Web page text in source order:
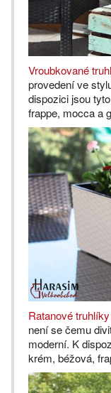
Vroubkované
provedení ve
dispozici jsou
frappe, mocca a
Ratanové truhlíky
není se čemu
moderní. K
krém, béžová,